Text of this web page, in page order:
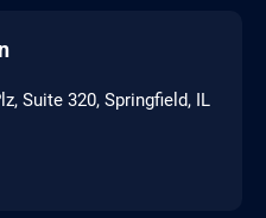
Suite 320, Springfield, IL